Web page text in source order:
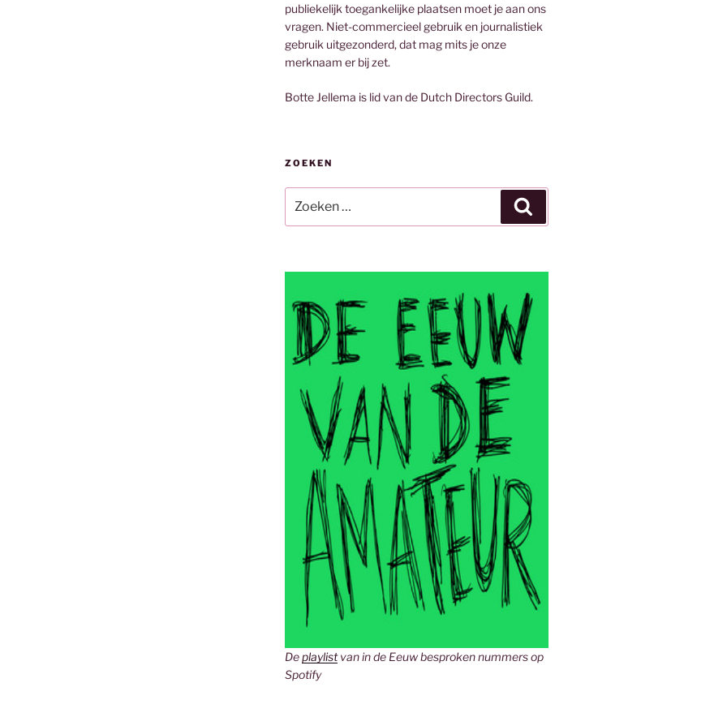
publiekelijk toegankelijke plaatsen moet je aan ons
vragen. Niet-commercieel gebruik en journalistiek
gebruik uitgezonderd, dat mag mits je onze
merknaam er bij zet.
Botte Jellema is lid van de Dutch Directors Guild.
ZOEKEN
naar:
Deplaylistvan in de Eeuw besproken nummers op
Spotify